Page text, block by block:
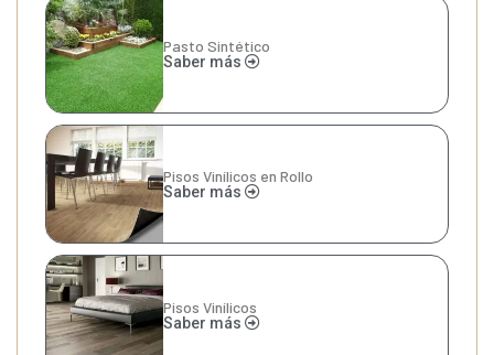
Pasto Sintético
Saber más
Pisos Vinílicos en Rollo
Saber más
Pisos Vinílicos
Saber más